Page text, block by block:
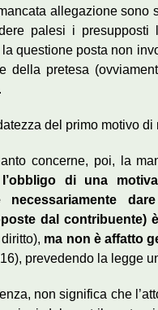
allegazione sono
palesi i
questione posta non
della pretesa
del primo motivo di
poi, la
l’obbligo di una
necessariamente
dal contribuente)
ma non è affatto
prevedendo la legge
non significa che